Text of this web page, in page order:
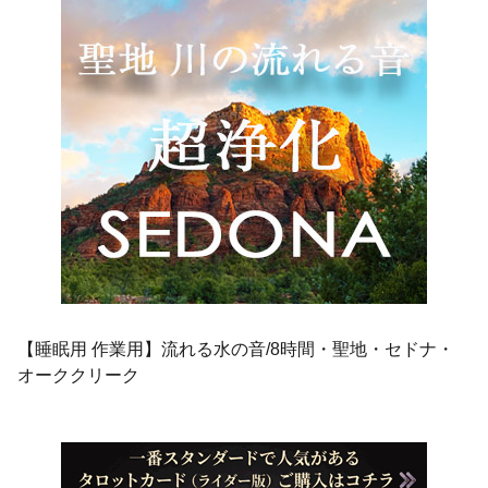
【睡眠用 作業用】流れる水の音/8時間・聖地・セドナ・
オーククリーク